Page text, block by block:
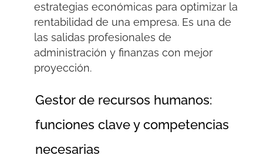
estrategias económicas para optimizar la
rentabilidad de una empresa. Es una de
las salidas profesionales de
administración y finanzas con mejor
proyección.
Gestor de recursos humanos:
funciones clave y competencias
necesarias